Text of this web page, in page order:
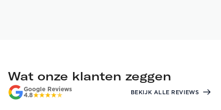
Wat onze klanten zeggen
Google Reviews
4.8
BEKIJK ALLE REVIEWS